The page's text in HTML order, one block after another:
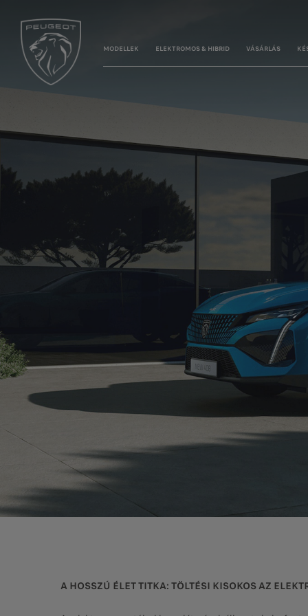
MODELLEK ELEKTROMOS & HIBRID VÁSÁRLÁS
A HOSSZÚ ÉLET TITKA: TÖLTÉSI KISOKOS AZ